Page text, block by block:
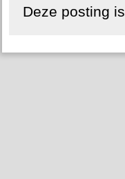
Deze posting is